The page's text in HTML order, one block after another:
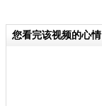
您看完该视频的心情